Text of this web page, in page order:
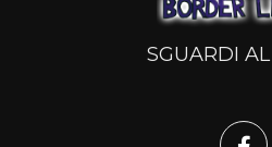
SGUARDI